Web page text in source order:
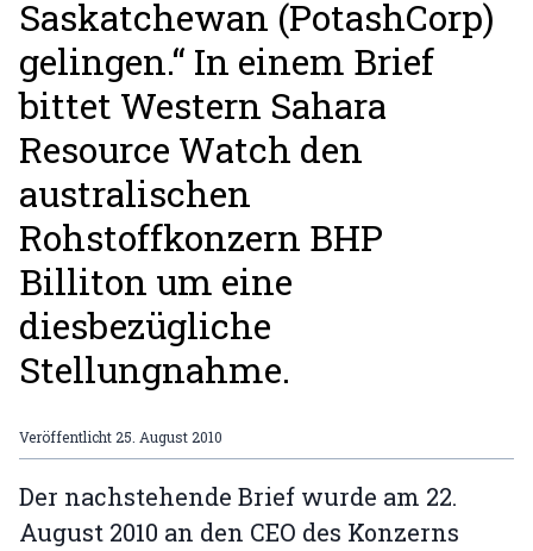
Saskatchewan (PotashCorp)
gelingen.“ In einem Brief
bittet Western Sahara
Resource Watch den
australischen
Rohstoffkonzern BHP
Billiton um eine
diesbezügliche
Stellungnahme.
Veröffentlicht25. August 2010
Der nachstehende Brief wurde am 22.
August 2010 an den CEO des Konzerns